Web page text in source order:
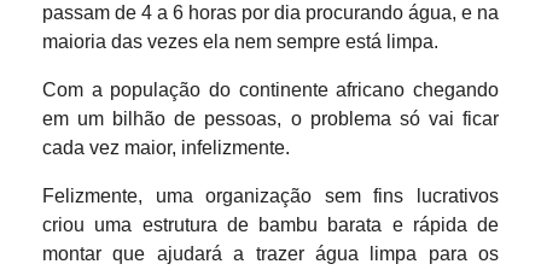
passam de 4 a 6 horas por dia procurando água, e na
maioria das vezes ela nem sempre está limpa.
Com a população do continente africano chegando
em um bilhão de pessoas, o problema só vai ficar
cada vez maior, infelizmente.
Felizmente, uma organização sem fins lucrativos
criou uma estrutura de bambu barata e rápida de
montar que ajudará a trazer água limpa para os